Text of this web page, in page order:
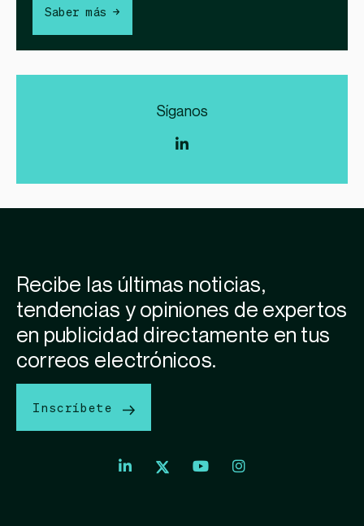
Saber más →
Síganos
Recibe las últimas noticias,
tendencias y opiniones de expertos
en publicidad directamente en tus
correos electrónicos.
Inscríbete
IndexIndex